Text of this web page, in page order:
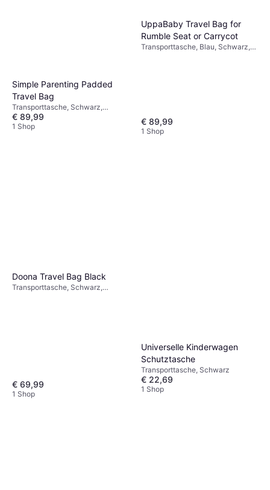
Simple Parenting Padded
Travel Bag
Transporttasche, Schwarz,
Wasserabweisend
€ 89,99
1 Shop
UppaBaby Travel Bag for
Rumble Seat or Carrycot
Transporttasche, Blau, Schwarz,
€ 89,99
1 Shop
Doona Travel Bag Black
Transporttasche, Schwarz,
€ 69,99
1 Shop
Universelle Kinderwagen
Schutztasche
Transporttasche, Schwarz
€ 22,69
1 Shop